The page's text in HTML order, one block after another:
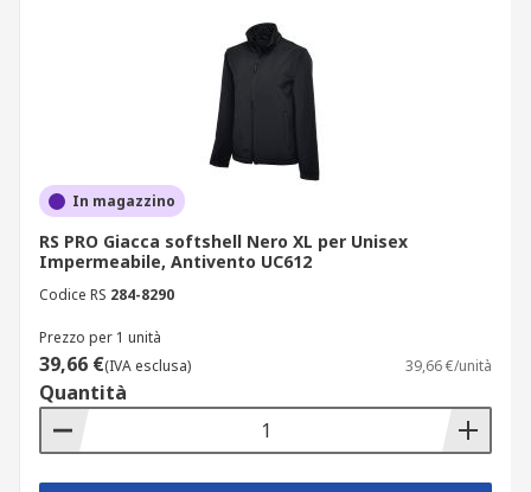
In magazzino
RS PRO Giacca softshell Nero XL per Unisex
Impermeabile, Antivento UC612
Codice RS 284-8290
Prezzo per 1 unità
39,66 €(IVA esclusa) 39,66 €/unità
Quantità